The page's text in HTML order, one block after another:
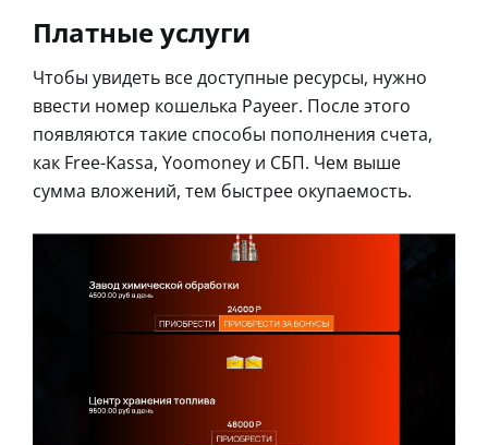
Платные услуги
Чтобы увидеть все доступные ресурсы, нужно
ввести номер кошелька Payeer. После этого
появляются такие способы пополнения счета,
как Free-Kassa, Yoomoney и СБП. Чем выше
сумма вложений, тем быстрее окупаемость.